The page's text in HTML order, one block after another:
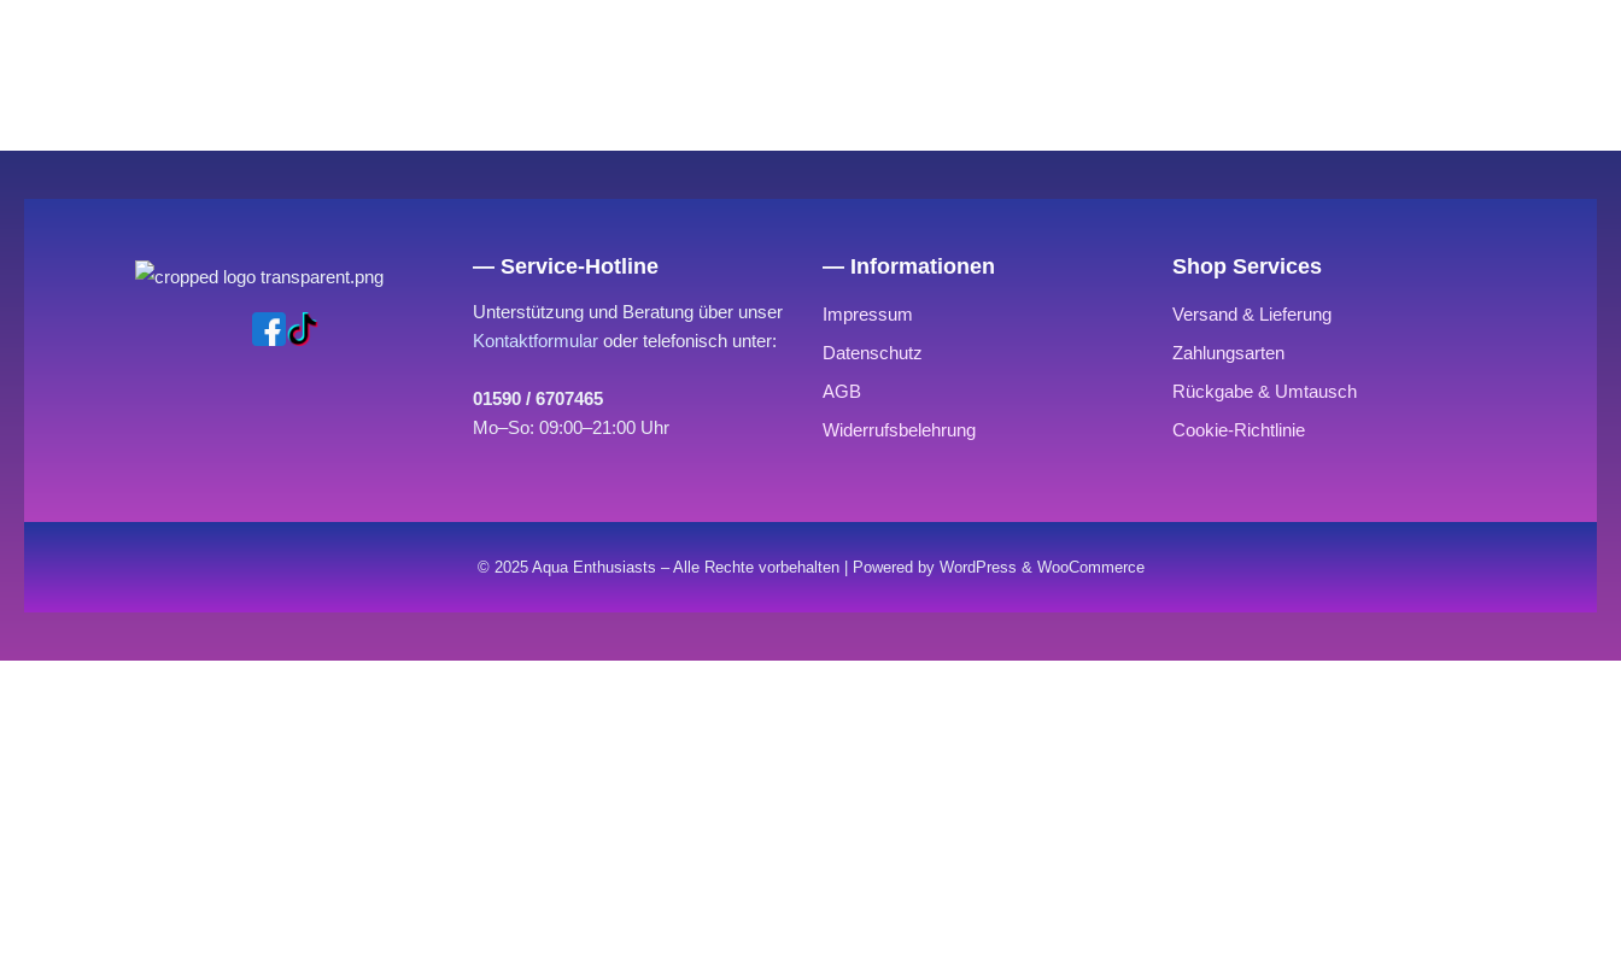
— Service-Hotline
Unterstützung und Beratung über unser
Kontaktformular oder telefonisch unter:
01590 / 6707465
Mo–So: 09:00–21:00 Uhr
— Informationen
Impressum
Datenschutz
AGB
Widerrufsbelehrung
Shop Services
Versand & Lieferung
Zahlungsarten
Rückgabe & Umtausch
Cookie-Richtlinie
© 2025 Aqua Enthusiasts – Alle Rechte vorbehalten | Powered by WordPress & WooCommerce